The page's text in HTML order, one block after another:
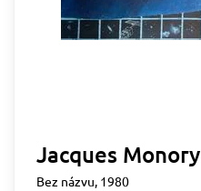
Jacques Monory
Bez názvu, 1980